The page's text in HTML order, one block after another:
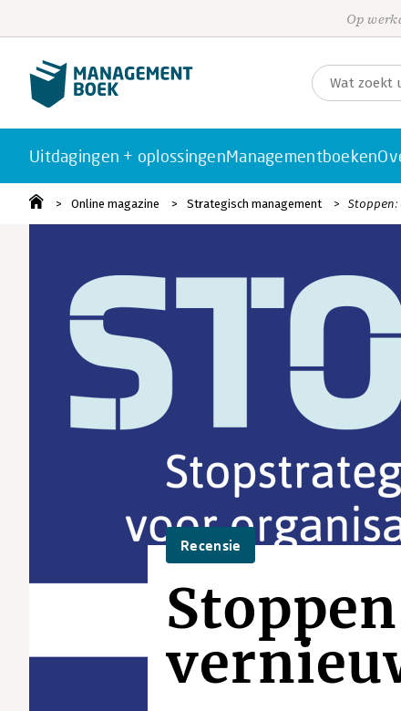
Op
Uitdagingen + oplossingenManagementboeken
Online magazine Strategisch management Stoppen:
Recensie